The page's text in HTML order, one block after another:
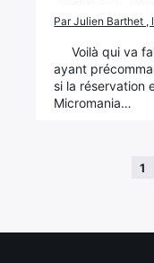
Par Julien Barthet ,
Voilà qui va
ayant
si la réservation
Micromania…
1